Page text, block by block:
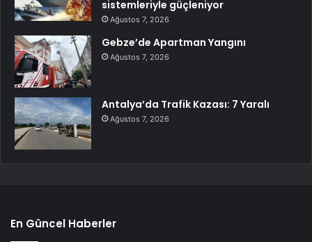
sistemleriyle güçleniyor
Ağustos 7, 2026
Gebze’de Apartman Yangını
Ağustos 7, 2026
Antalya’da Trafik Kazası: 7 Yaralı
Ağustos 7, 2026
En Güncel Haberler